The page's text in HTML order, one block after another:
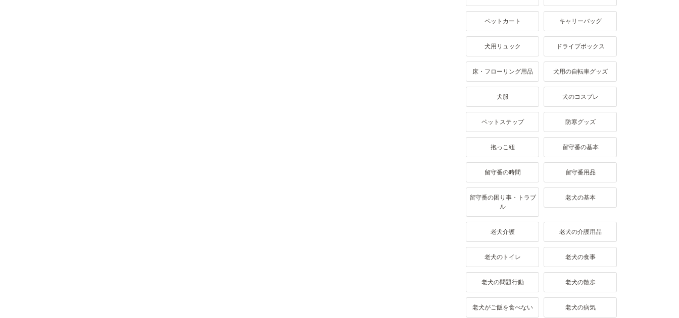
ペットカート キャリーバッグ
犬用リュック ドライブボックス
床・フローリング用品 犬用の自転車グッズ
犬服 犬のコスプレ
ペットステップ 防寒グッズ
抱っこ紐 留守番の基本
留守番の時間 留守番用品
留守番の困り事・トラブ
ル
老犬の基本
老犬介護 老犬の介護用品
老犬のトイレ 老犬の食事
老犬の問題行動 老犬の散歩
老犬がご飯を食べない 老犬の病気